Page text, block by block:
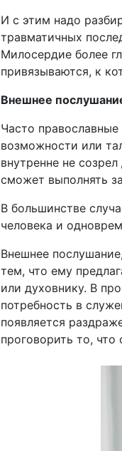
И с этим надо
травматичных
Милосердие более
привязываются, к
Внешнее
Часто
возможности или
внутренне не
сможет выполнять
В большинстве
человека и
Внешнее
тем, что ему
или духовнику. В
потребность в
появляется
проговорить то,